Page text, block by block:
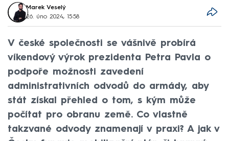
Marek Veselý
26. úno 2024, 15:58
V české společnosti se vášnivě probírá
víkendový výrok prezidenta Petra Pavla o
podpoře možnosti zavedení
administrativních odvodů do armády, aby
stát získal přehled o tom, s kým může
počítat pro obranu země. Co vlastně
takzvané odvody znamenají v praxi? A jak v